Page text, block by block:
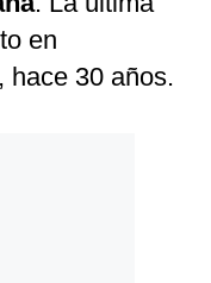
en
hace 30 años.